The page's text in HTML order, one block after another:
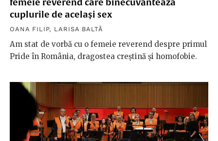
femeie reverend care binecuvântează
cuplurile de același sex
OANA FILIP, LARISA BALTĂ
Am stat de vorbă cu o femeie reverend despre primul
Pride în România, dragostea creștină și homofobie.